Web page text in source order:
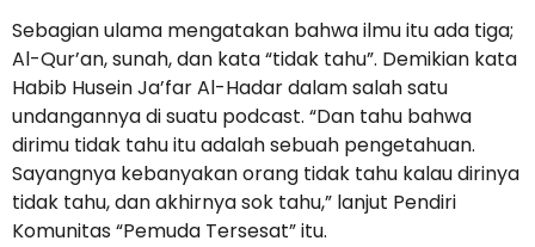
Sebagian ulama mengatakan bahwa ilmu itu ada tiga;
Al-Qur’an, sunah, dan kata “tidak tahu”. Demikian kata
Habib Husein Ja’far Al-Hadar dalam salah satu
undangannya di suatu podcast. “Dan tahu bahwa
dirimu tidak tahu itu adalah sebuah pengetahuan.
Sayangnya kebanyakan orang tidak tahu kalau dirinya
tidak tahu, dan akhirnya sok tahu,” lanjut Pendiri
Komunitas “Pemuda Tersesat” itu.